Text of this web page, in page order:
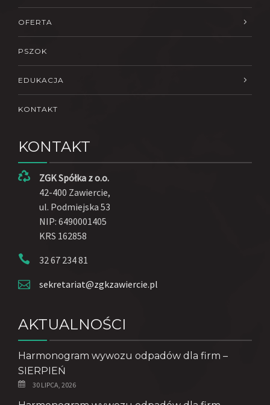
OFERTA
PSZOK
EDUKACJA
KONTAKT
KONTAKT
ZGK Spółka z o.o.
42-400 Zawiercie,
ul. Podmiejska 53
NIP: 6490001405
KRS 162858
32 67 234 81
sekretariat@zgkzawiercie.pl
AKTUALNOŚCI
Harmonogram wywozu odpadów dla firm –
SIERPIEŃ
30 LIPCA, 2026